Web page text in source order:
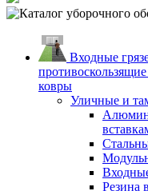
Входные
ковры
Уличные и
Резина